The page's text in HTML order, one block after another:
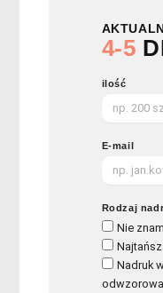
4-5
ilość
E-mail
Rodzaj
Nie
Nadruk